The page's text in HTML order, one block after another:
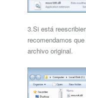
3.Si está
recomendamos
archivo original.